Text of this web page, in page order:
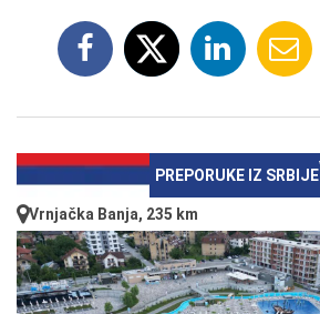
PREPORUKE IZ SRBIJE
Vrnjačka Banja, 235 km